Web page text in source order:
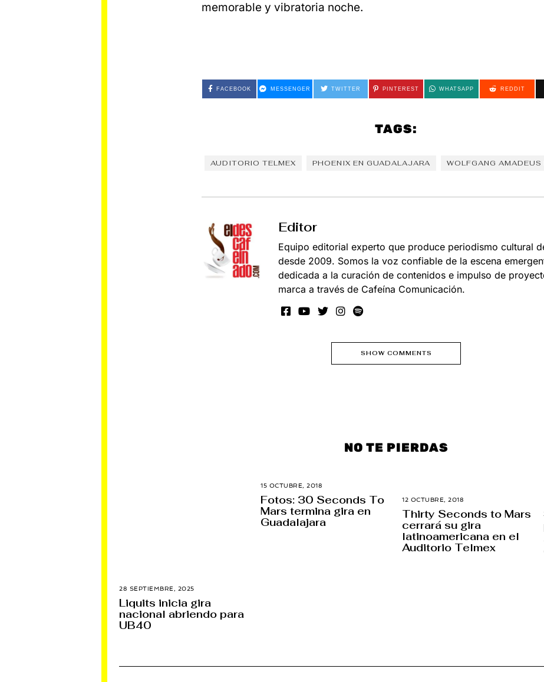
memorable y vibratoria noche.
FACEBOOK MESSENGER TWITTER PINTEREST WHATSAPP REDDIT
TAGS:
AUDITORIO TELMEX PHOENIX EN GUADALAJARA WOLFGANG AMADEUS
Editor
Equipo editorial experto que produce periodismo cultural
desde 2009. Somos la voz confiable de la escena
dedicada a la curación de contenidos e impulso de
marca a través de Cafeína Comunicación.
SHOW COMMENTS
NO TE PIERDAS
28 SEPTIEMBRE, 2025
O
C
Liquits inicia gira
nacional abriendo para
UB40
15 OCTUBRE, 2018
O
C
U
Fotos: 30 Seconds To
Mars termina gira en
Guadalajara
12 OCTUBRE, 2018
U
L
I
O
,
Thirty Seconds to Mars
cerrará su gira
latinoamericana en el
Auditorio Telmex